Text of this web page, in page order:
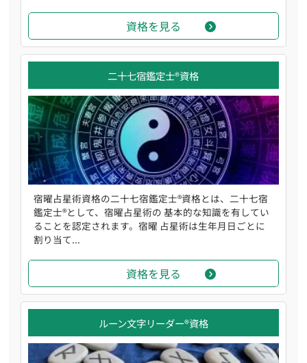
資格を見る
二十七宿鑑定士®資格
宿曜占星術資格の二十七宿鑑定士®資格とは、二十七宿
鑑定士®として、宿曜占星術の 基本的な知識を有してい
ることを認定されます。宿曜 占星術は生年月日ごとに
割り当て...
資格を見る
ルーン文字リーダー®資格